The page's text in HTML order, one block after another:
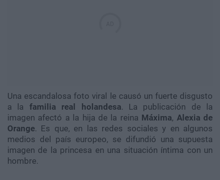
Una escandalosa foto viral le causó un fuerte disgusto
a la familia real holandesa. La publicación de la
imagen afectó a la hija de la reina Máxima, Alexia de
Orange. Es que, en las redes sociales y en algunos
medios del país europeo, se difundió una supuesta
imagen de la princesa en una situación íntima con un
hombre.